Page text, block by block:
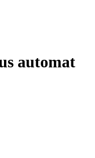
automat